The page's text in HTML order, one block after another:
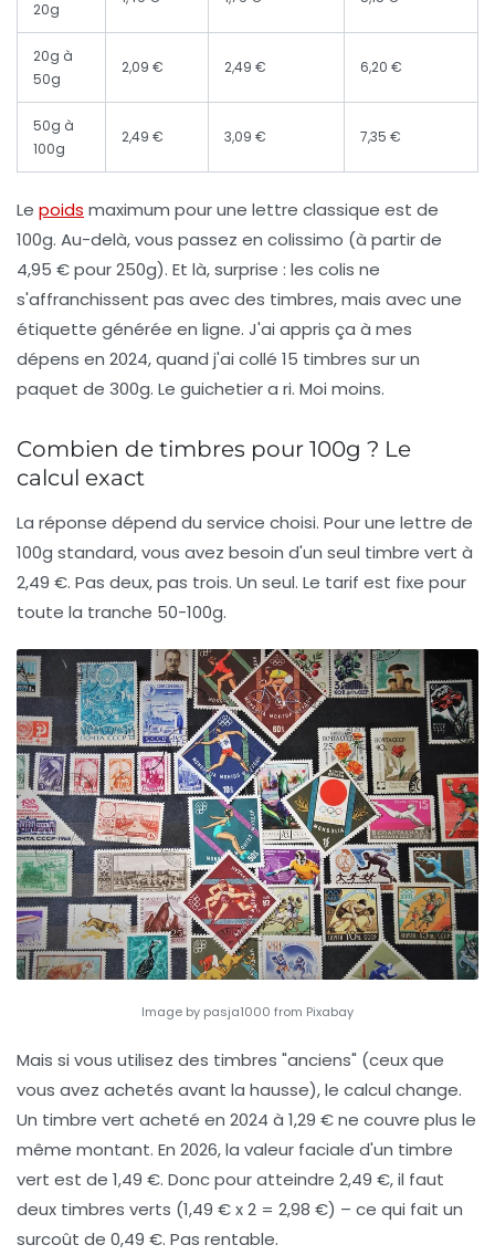
20g
20g à
50g
2,09 € 2,49 € 6,20 €
50g à
100g
2,49 € 3,09 € 7,35 €
Le poids maximum pour une lettre classique est de
100g. Au-delà, vous passez en colissimo (à partir de
4,95 € pour 250g). Et là, surprise : les colis ne
s'affranchissent pas avec des timbres, mais avec une
étiquette générée en ligne. J'ai appris ça à mes
dépens en 2024, quand j'ai collé 15 timbres sur un
paquet de 300g. Le guichetier a ri. Moi moins.
Combien de timbres pour 100g ? Le
calcul exact
La réponse dépend du service choisi. Pour une lettre de
100g standard, vous avez besoin d'un seul timbre vert à
2,49 €. Pas deux, pas trois. Un seul. Le tarif est fixe pour
toute la tranche 50-100g.
Image by pasja1000 from Pixabay
Mais si vous utilisez des timbres "anciens" (ceux que
vous avez achetés avant la hausse), le calcul change.
Un timbre vert acheté en 2024 à 1,29 € ne couvre plus le
même montant. En 2026, la valeur faciale d'un timbre
vert est de 1,49 €. Donc pour atteindre 2,49 €, il faut
deux timbres verts (1,49 € x 2 = 2,98 €) – ce qui fait un
surcoût de 0,49 €. Pas rentable.